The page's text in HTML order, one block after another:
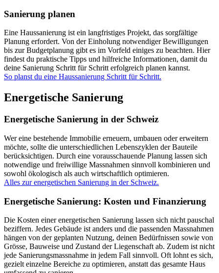
Sanierung planen
Eine Haussanierung ist ein langfristiges Projekt, das sorgfältige
Planung erfordert. Von der Einholung notwendiger Bewilligungen
bis zur Budgetplanung gibt es im Vorfeld einiges zu beachten. Hier
findest du praktische Tipps und hilfreiche Informationen, damit du
deine Sanierung Schritt für Schritt erfolgreich planen kannst.
So planst du eine Haussanierung Schritt für Schritt.
Energetische Sanierung
Energetische Sanierung in der Schweiz
Wer eine bestehende Immobilie erneuern, umbauen oder erweitern
möchte, sollte die unterschiedlichen Lebenszyklen der Bauteile
berücksichtigen. Durch eine vorausschauende Planung lassen sich
notwendige und freiwillige Massnahmen sinnvoll kombinieren und
sowohl ökologisch als auch wirtschaftlich optimieren.
Alles zur energetischen Sanierung in der Schweiz.
Energetische Sanierung: Kosten und Finanzierung
Die Kosten einer energetischen Sanierung lassen sich nicht pauschal
beziffern. Jedes Gebäude ist anders und die passenden Massnahmen
hängen von der geplanten Nutzung, deinen Bedürfnissen sowie von
Grösse, Bauweise und Zustand der Liegenschaft ab. Zudem ist nicht
jede Sanierungsmassnahme in jedem Fall sinnvoll. Oft lohnt es sich,
gezielt einzelne Bereiche zu optimieren, anstatt das gesamte Haus